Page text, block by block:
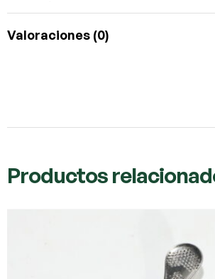
Valoraciones (0)
Productos